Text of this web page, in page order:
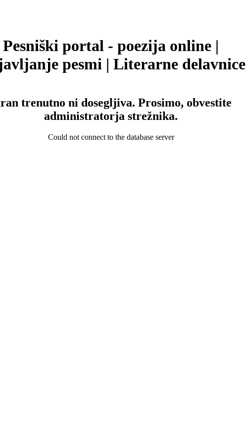
Pesniški portal - poezija online |
pesmi | Literarne delavnice
trenutno ni dosegljiva. Prosimo, obvestite
administratorja strežnika.
Could not connect to the database server